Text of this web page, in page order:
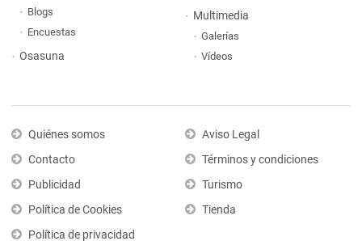
Blogs
Encuestas
Osasuna
Multimedia
Galerías
Vídeos
Quiénes somos
Contacto
Publicidad
Política de Cookies
Política de privacidad
Aviso Legal
Términos y condiciones
Turismo
Tienda